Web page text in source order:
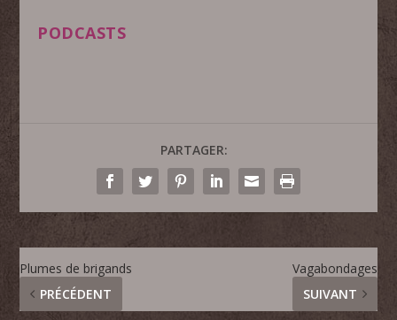
PODCASTS
PARTAGER:
Plumes de brigands
PRÉCÉDENT
Vagabondages
SUIVANT